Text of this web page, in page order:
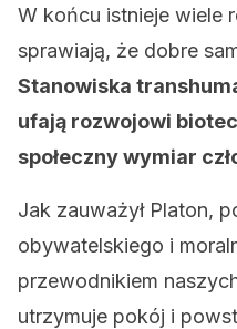
W końcu istnieje wiele
sprawiają, że dobre
Stanowiska
ufają rozwojowi
społeczny wymiar
Jak zauważył Platon,
obywatelskiego i
przewodnikiem
utrzymuje pokój i